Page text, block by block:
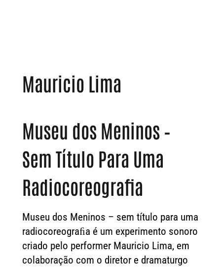
Mauricio Lima
Museu dos Meninos –
Sem Título Para Uma
Radiocoreografia
Museu dos Meninos – sem título para uma
radiocoreograﬁa é um experimento sonoro
criado pelo performer Mauricio Lima, em
colaboração com o diretor e dramaturgo